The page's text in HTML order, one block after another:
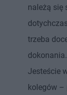
należą się
trzeba
Jesteście
kolegów –